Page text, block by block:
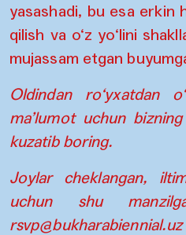
yasashadi, bu esa erkin
qilish va o‘z yo‘lini
mujassam etgan
Oldindan ro‘yxatdan
ma’lumot uchun
kuzatib boring.
Joylar cheklangan,
uchun shu
rsvp@bukharabiennial.uz